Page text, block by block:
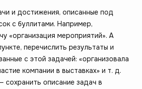
и достижения, описанные под
с буллитами. Например,
«организация мероприятий». А
перечислить результаты и
с этой задачей: «организовала
компании в выставках» и т. д.
сохранить описание задач в